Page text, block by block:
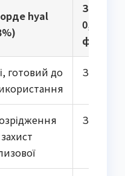
hyal
0,9%
готовий до